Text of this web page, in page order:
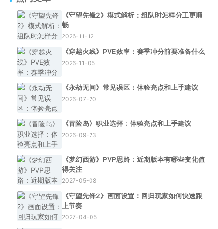
《守望先锋2》模式解析：组队时怎样分工更顺
畅
2026-11-12
《穿越火线》PVE效率：赛季冲分前要准备什么
2026-11-05
《永劫无间》常见误区：体验亮点和上手建议
2026-07-20
《冒险岛》职业选择：体验亮点和上手建议
2026-09-23
《梦幻西游》PVP思路：近期版本有哪些变化值
得关注
2027-05-08
《守望先锋2》画面设置：回归玩家如何快速跟
上节奏
2027-04-05